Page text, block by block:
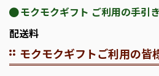
モクモクギフト ご利用の手引き
配送料
モクモクギフトご利用の皆